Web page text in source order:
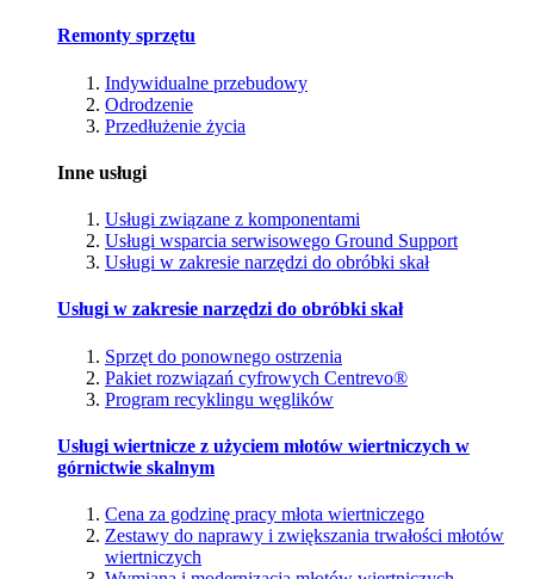
Remonty sprzętu
Indywidualne przebudowy
Odrodzenie
Przedłużenie życia
Inne usługi
Usługi związane z komponentami
Usługi wsparcia serwisowego Ground Support
Usługi w zakresie narzędzi do obróbki skał
Usługi w zakresie narzędzi do obróbki skał
Sprzęt do ponownego ostrzenia
Pakiet rozwiązań cyfrowych Centrevo®
Program recyklingu węglików
Usługi wiertnicze z użyciem młotów wiertniczych w
górnictwie skalnym
Cena za godzinę pracy młota wiertniczego
Zestawy do naprawy i zwiększania trwałości młotów
wiertniczych